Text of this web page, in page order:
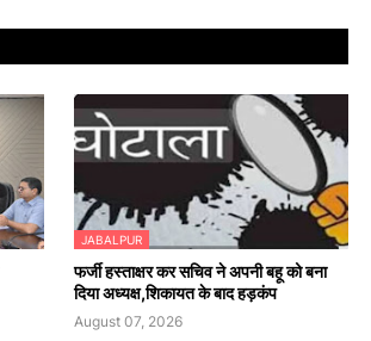
JABALPUR
फर्जी हस्ताक्षर कर सचिव ने अपनी बहू को बना
दिया अध्यक्ष,शिकायत के बाद हड़कंप
August 07, 2026